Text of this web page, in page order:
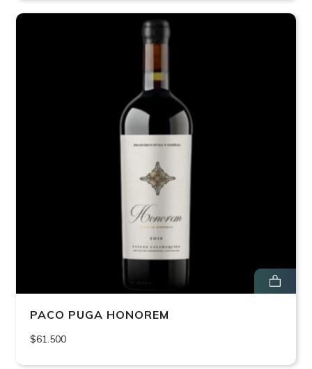
PACO PUGA HONOREM
$61.500